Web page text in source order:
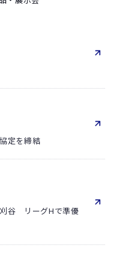
定を締結
谷 リーグHで準優